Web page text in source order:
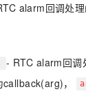
alarm回调处理
- RTC alarm回调
callback(arg)，